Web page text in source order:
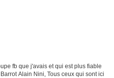
fb que j'avais et qui est plus fiable
Alain Nini, Tous ceux qui sont ici